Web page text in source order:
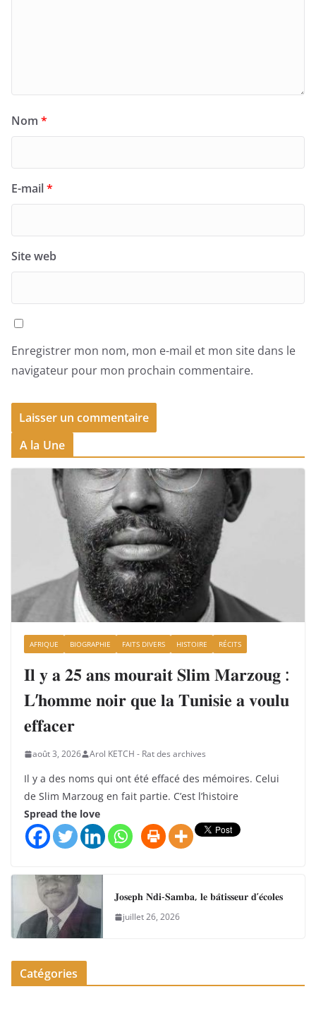
Nom *
E-mail*
Site web
Enregistrer mon nom, mon e-mail et mon site dans le
navigateur pour mon prochain commentaire.
A la Une
AFRIQUE BIOGRAPHIE FAITS DIVERS HISTOIRE RÉCITS
𝐈𝐥 𝐲 𝐚 𝟐𝟓 𝐚𝐧𝐬 𝐦𝐨𝐮𝐫𝐚𝐢𝐭 𝐒𝐥𝐢𝐦 𝐌𝐚𝐫𝐳𝐨𝐮𝐠 :
𝐋’𝐡𝐨𝐦𝐦𝐞 𝐧𝐨𝐢𝐫 𝐪𝐮𝐞 𝐥𝐚 𝐓𝐮𝐧𝐢𝐬𝐢𝐞 𝐚 𝐯𝐨𝐮𝐥𝐮
𝐞𝐟𝐟𝐚𝐜𝐞𝐫
août 3, 2026 Arol KETCH - Rat des archives
Il y a des noms qui ont été effacé des mémoires. Celui
de Slim Marzoug en fait partie. C’est l’histoire
Spread the love
𝐉𝐨𝐬𝐞𝐩𝐡 𝐍𝐝𝐢-𝐒𝐚𝐦𝐛𝐚, 𝐥𝐞 𝐛𝐚̂𝐭𝐢𝐬𝐬𝐞𝐮𝐫 𝐝’𝐞́𝐜𝐨𝐥𝐞𝐬
juillet 26, 2026
Catégories